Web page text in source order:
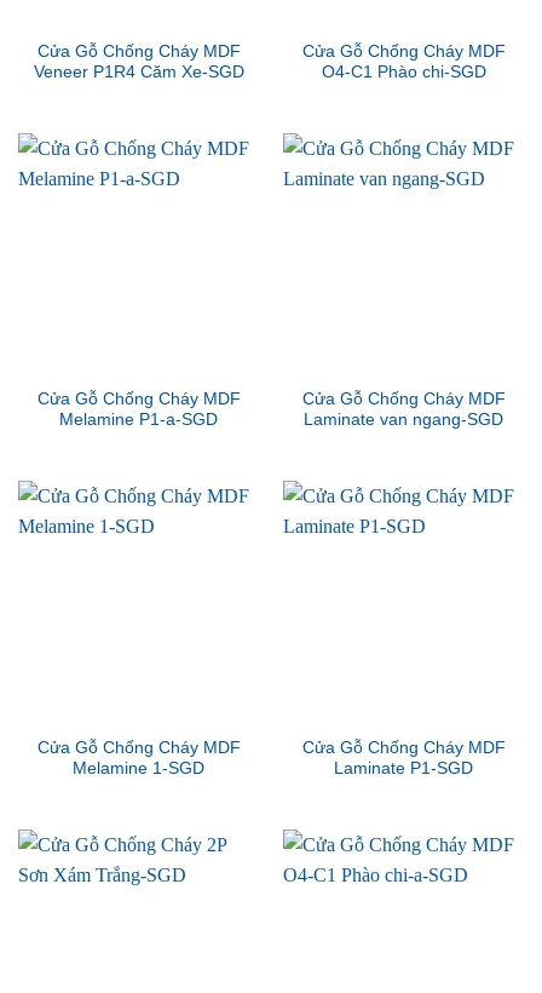
Cửa Gỗ Chống Cháy MDF
Veneer P1R4 Căm Xe-SGD
Cửa Gỗ Chống Cháy MDF
O4-C1 Phào chi-SGD
Cửa Gỗ Chống Cháy MDF
Melamine P1-a-SGD
Cửa Gỗ Chống Cháy MDF
Laminate van ngang-SGD
Cửa Gỗ Chống Cháy MDF
Melamine 1-SGD
Cửa Gỗ Chống Cháy MDF
Laminate P1-SGD